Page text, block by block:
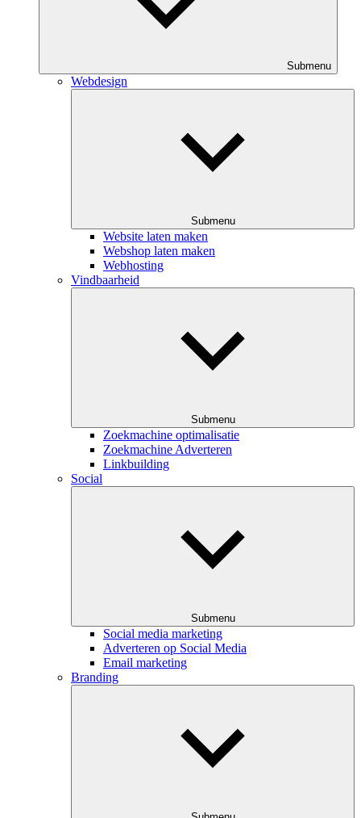
Submenu
Webdesign
Submenu
Website laten maken
Webshop laten maken
Webhosting
Vindbaarheid
Submenu
Zoekmachine optimalisatie
Zoekmachine Adverteren
Linkbuilding
Social
Submenu
Social media marketing
Adverteren op Social Media
Email marketing
Branding